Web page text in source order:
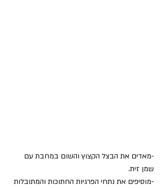
-מאדים את הבצל הקצוץ והשום במחבת עם
שמן זית.
-מוסיפים את נתחי הפרגיות החתוכות והמתובלות